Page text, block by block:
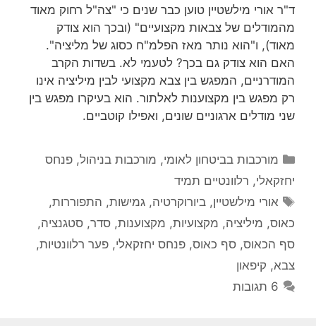
ד"ר אורי מילשטיין טוען כבר שנים כי "צה"ל רחוק מאוד
מהמודלים של צבאות מקצועיים" (ובכך הוא צודק
מאוד), ו"הוא נותר מאז הפלמ"ח כסוג של מליציה".
האם הוא צודק גם בכך? לטעמי לא. בשדות הקרב
המודרניים, המפגש בין צבא מקצועי לבין מיליציה אינו
רק מפגש בין מקצוענות לאלתור. הוא בעיקרו מפגש בין
שני מודלים ארגוניים שונים, ואפילו קוטביים.
קטגוריות
מורכבות בביטחון לאומי, מורכבות בניהול,פנחס
יחזקאלי, רלוונטיים תמיד
תגיות
אורי מילשטיין,ביורוקרטיה,גמישות, התפוררות,
כאוס, מיליציה, מקצועיות, מקצוענות, סדר, סטגנציה,
סף הכאוס, סף כאוס, פנחס יחזקאלי, פער רלוונטיות,
צבא, קיפאון
6 תגובות